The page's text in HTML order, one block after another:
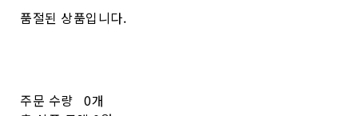
품절된 상품입니다.
주문 수량 0개